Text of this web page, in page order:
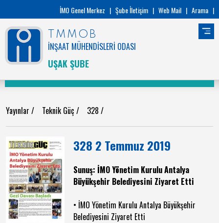
İMO Genel Merkez | Şube İletişim | Web Mail | Arama |
TMMOB
İNŞAAT MÜHENDİSLERİ ODASI
UŞAK ŞUBE
Yayınlar / Teknik Güç / 328 /
328 2 Temmuz 2019
Sunuş: İMO Yönetim Kurulu Antalya
Büyükşehir Belediyesini Ziyaret Etti
• İMO Yönetim Kurulu Antalya Büyükşehir
Belediyesini Ziyaret Etti